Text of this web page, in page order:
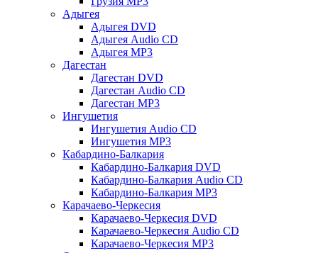
Адыгея
Адыгея DVD
Адыгея Audio CD
Адыгея MP3
Дагестан
Дагестан DVD
Дагестан Audio CD
Дагестан MP3
Ингушетия
Ингушетия Audio CD
Ингушетия MP3
Кабардино-Балкария
Кабардино-Балкария DVD
Кабардино-Балкария Audio CD
Кабардино-Балкария MP3
Карачаево-Черкесия
Карачаево-Черкесия DVD
Карачаево-Черкесия Audio CD
Карачаево-Черкесия MP3